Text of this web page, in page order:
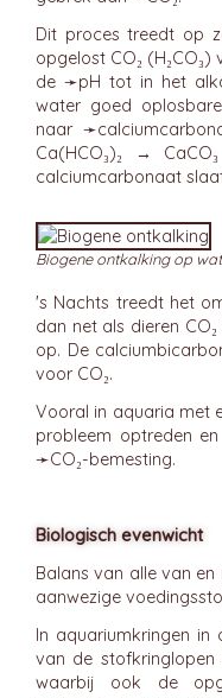
Dit proces treedt op
opgelost CO₂
de ➛pH tot in het
water goed
naar ➛
Ca(HCO₃)₂ →
calciumcarbonaat
Biogene ontkalking op
's Nachts treedt het
dan net als dieren
op. De
voor CO₂.
Vooral in aquaria met
probleem optreden
➛CO₂-bemesting.
Biologisch evenwicht
Balans van alle van
aanwezige
In aquariumkringen
van de
waarbij ook de